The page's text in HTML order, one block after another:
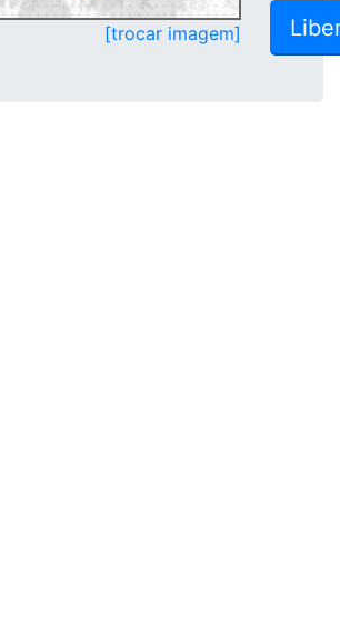
[trocar imagem]